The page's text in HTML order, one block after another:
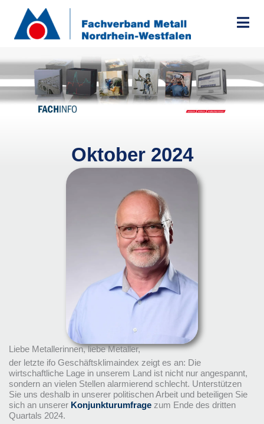
springen
Oktober 2024
Liebe Metallerinnen, liebe Metaller,
der letzte ifo Geschäftsklimaindex zeigt es an: Die
wirtschaftliche Lage in unserem Land ist nicht nur angespannt,
sondern an vielen Stellen alarmierend schlecht. Unterstützen
Sie uns deshalb in unserer politischen Arbeit und beteiligen Sie
sich an unserer Konjunkturumfragezum Ende des dritten
Quartals 2024.